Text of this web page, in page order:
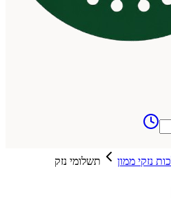
תשלומי נזק